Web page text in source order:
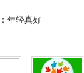
年轻真好